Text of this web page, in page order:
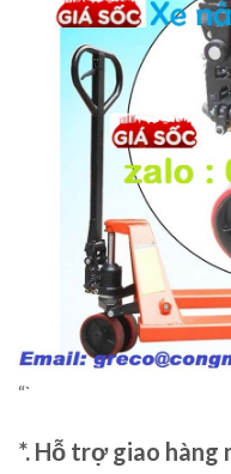
“`
*. Hỗ trợ giao hàng